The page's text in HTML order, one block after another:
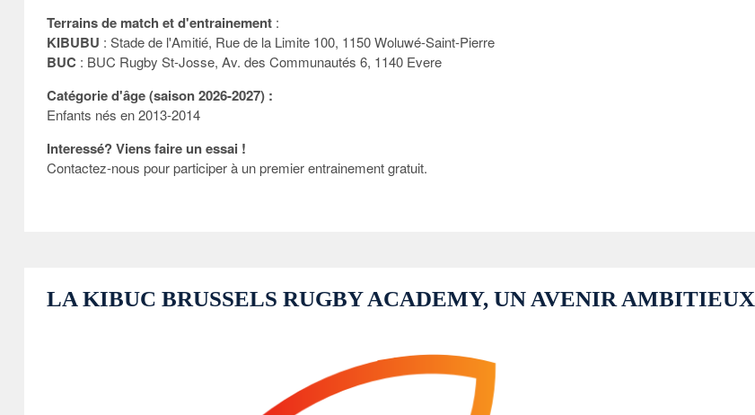
Terrains de match et d'entrainement:
KIBUBU : Stade de l'Amitié, Rue de la Limite 100, 1150 Woluwé-Saint-Pierre
BUC : BUC Rugby St-Josse, Av. des Communautés 6, 1140 Evere
Catégorie d'âge (saison 2026-2027) :
Enfants nés en 2013-2014
Interessé? Viens faire un essai !
Contactez-nous pour participer à un premier entrainement gratuit.
LA KIBUC BRUSSELS RUGBY ACADEMY, UN AVENIR AMBITIEUX